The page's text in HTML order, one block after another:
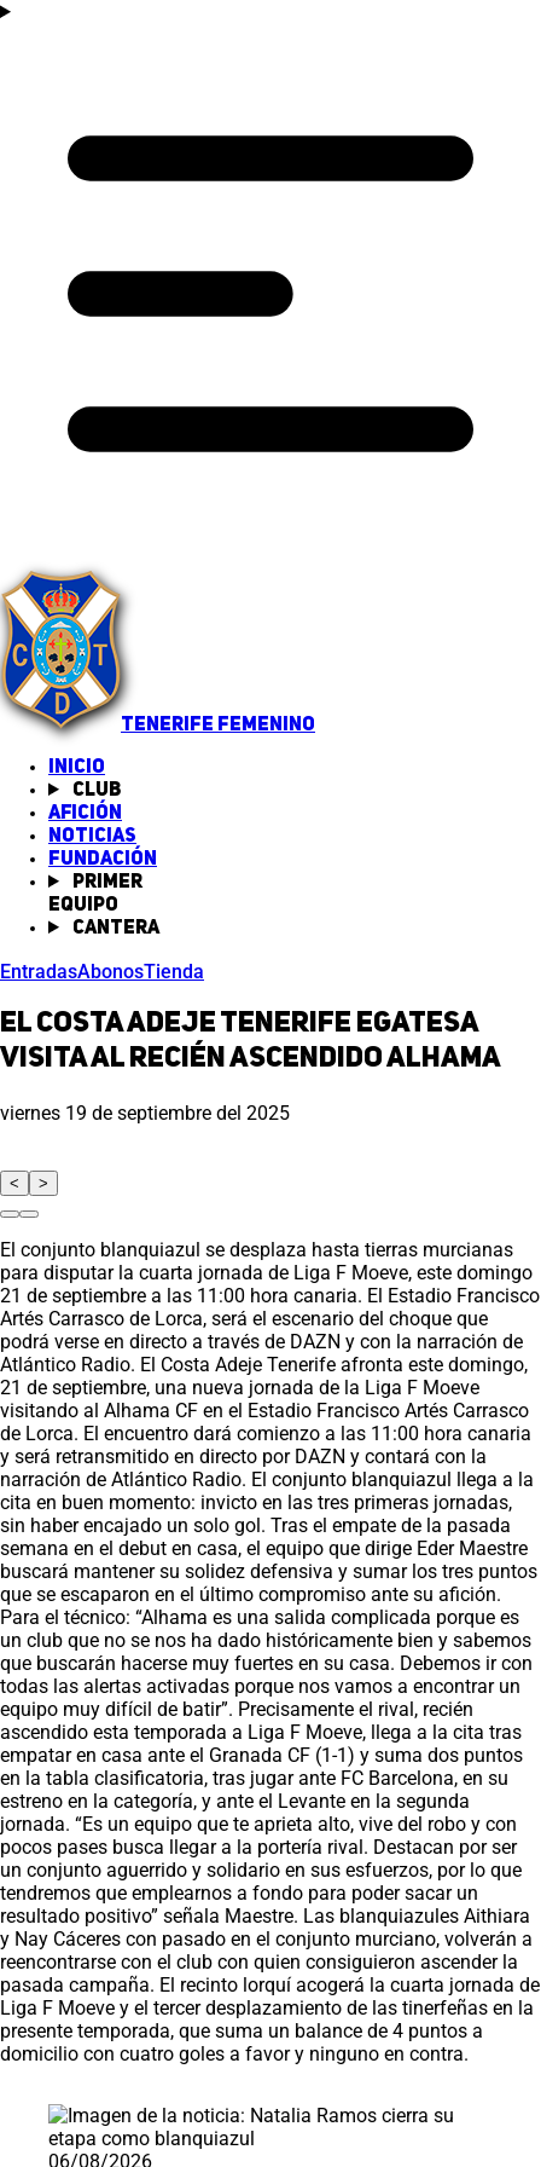
TENERIFE FEMENINO
INICIO
Club
Afición
Noticias
Fundación
Primer
equipo
Cantera
EntradasAbonosTienda
El Costa Adeje Tenerife Egatesa
visita al recién ascendido Alhama
viernes 19 de septiembre del 2025
< >
El conjunto blanquiazul se desplaza hasta tierras murcianas
para disputar la cuarta jornada de Liga F Moeve, este domingo
21 de septiembre a las 11:00 hora canaria. El Estadio Francisco
Artés Carrasco de Lorca, será el escenario del choque que
podrá verse en directo a través de DAZN y con la narración de
Atlántico Radio. El Costa Adeje Tenerife afronta este domingo,
21 de septiembre, una nueva jornada de la Liga F Moeve
visitando al Alhama CF en el Estadio Francisco Artés Carrasco
de Lorca. El encuentro dará comienzo a las 11:00 hora canaria
y será retransmitido en directo por DAZN y contará con la
narración de Atlántico Radio. El conjunto blanquiazul llega a la
cita en buen momento: invicto en las tres primeras jornadas,
sin haber encajado un solo gol. Tras el empate de la pasada
semana en el debut en casa, el equipo que dirige Eder Maestre
buscará mantener su solidez defensiva y sumar los tres puntos
que se escaparon en el último compromiso ante su afición.
Para el técnico: “Alhama es una salida complicada porque es
un club que no se nos ha dado históricamente bien y sabemos
que buscarán hacerse muy fuertes en su casa. Debemos ir con
todas las alertas activadas porque nos vamos a encontrar un
equipo muy difícil de batir”. Precisamente el rival, recién
ascendido esta temporada a Liga F Moeve, llega a la cita tras
empatar en casa ante el Granada CF (1-1) y suma dos puntos
en la tabla clasificatoria, tras jugar ante FC Barcelona, en su
estreno en la categoría, y ante el Levante en la segunda
jornada. “Es un equipo que te aprieta alto, vive del robo y con
pocos pases busca llegar a la portería rival. Destacan por ser
un conjunto aguerrido y solidario en sus esfuerzos, por lo que
tendremos que emplearnos a fondo para poder sacar un
resultado positivo” señala Maestre. Las blanquiazules Aithiara
y Nay Cáceres con pasado en el conjunto murciano, volverán a
reencontrarse con el club con quien consiguieron ascender la
pasada campaña. El recinto lorquí acogerá la cuarta jornada de
Liga F Moeve y el tercer desplazamiento de las tinerfeñas en la
presente temporada, que suma un balance de 4 puntos a
domicilio con cuatro goles a favor y ninguno en contra.
06/08/2026